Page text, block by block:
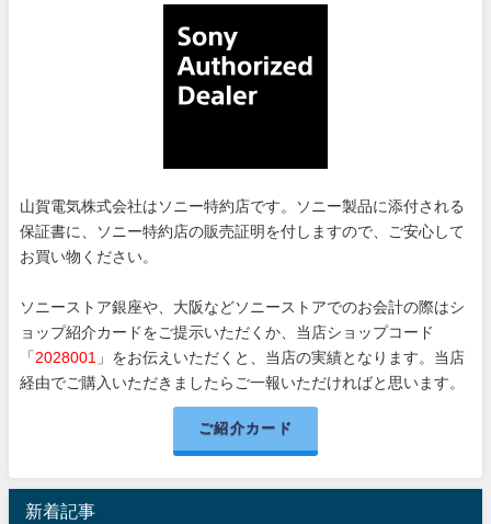
山賀電気株式会社はソニー特約店です。ソニー製品に添付される
保証書に、ソニー特約店の販売証明を付しますので、ご安心して
お買い物ください。
ソニーストア銀座や、大阪などソニーストアでのお会計の際はシ
ョップ紹介カードをご提示いただくか、当店ショップコード
「 2028001 」をお伝えいただくと、当店の実績となります。当店
経由でご購入いただきましたらご一報いただければと思います。
ご紹介カード
新着記事